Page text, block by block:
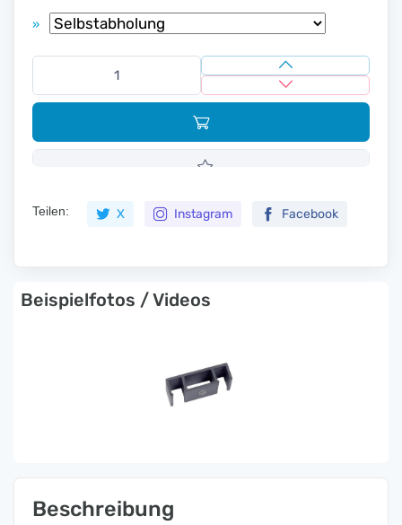
»
Teilen: X Instagram Facebook
Beispielfotos / Videos
Beschreibung